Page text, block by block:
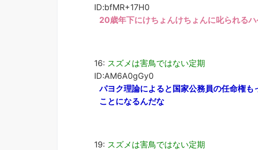
ID:bfMR+17H0
20歳年下にけちょんけちょんに叱られる
16: スズメは害鳥ではない定期
ID:AM6A0gGy0
パヨク理論によると国家公務員の任命権
ことになるんだな
19: スズメは害鳥ではない定期